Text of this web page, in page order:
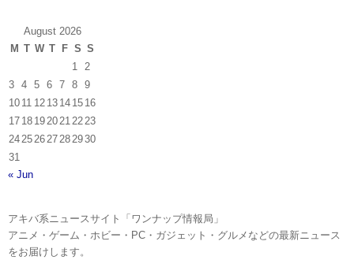
商品概要
■商品名：キューポッシュ 暁美ほむら -制服Ver.-
■販売価格：4,200 円（税抜）
■発売日：2015 年4 月
■原型製作：村上はるひ
August 2026
M T W T F S S
1
2
3
4 5 6 7 8
9
10 11 12 13 14 15 16
17 18 19 20 21 22 23
24 25 26 27 28 2930
31
« Jun
アキバ系ニュースサイト「ワンナップ情報局」
アニメ・ゲーム・ホビー・PC・ガジェット・グルメなどの最新ニュース
をお届けします。